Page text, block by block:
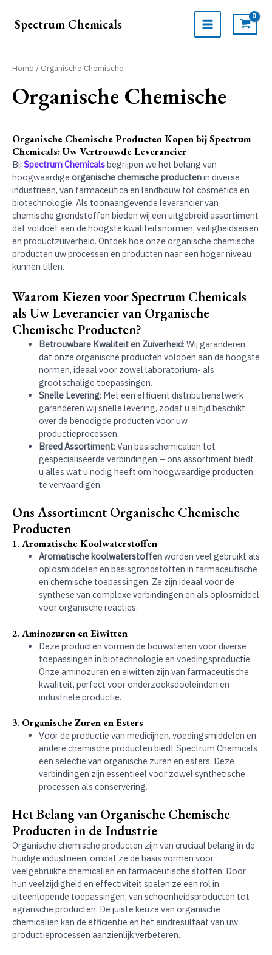
naarSpectrum Chemicals
MAIN
Home / Organische Chemische
Organische Chemische
Organische Chemische Producten Kopen bij Spectrum
Chemicals: Uw Vertrouwde Leverancier
Bij Spectrum Chemicalsbegrijpen we het belang van
hoogwaardige organische chemische productenin diverse
industrieën, van farmaceutica en landbouw tot cosmetica en
biotechnologie. Als toonaangevende leverancier van
chemische grondstoffen bieden wij een uitgebreid assortiment
dat voldoet aan de hoogste kwaliteitsnormen, veiligheidseisen
en productzuiverheid. Ontdek hoe onze organische chemische
producten uw processen en producten naar een hoger niveau
kunnen tillen.
Waarom Kiezen voor Spectrum Chemicals
als Uw Leverancier van Organische
Chemische Producten?
Betrouwbare Kwaliteit en Zuiverheid: Wij garanderen
dat onze organische producten voldoen aan de hoogste
normen, ideaal voor zowel laboratorium- als
grootschalige toepassingen.
Snelle Levering: Met een efficiënt distributienetwerk
garanderen wij snelle levering, zodat u altijd beschikt
over de benodigde producten voor uw
productieprocessen.
Breed Assortiment: Van basischemicaliën tot
gespecialiseerde verbindingen – ons assortiment biedt
u alles wat u nodig heeft om hoogwaardige producten
te vervaardigen.
Ons Assortiment Organische Chemische
Producten
1. Aromatische Koolwaterstoffen
Aromatische koolwaterstoffenworden veel gebruikt als
oplosmiddelen en basisgrondstoffen in farmaceutische
en chemische toepassingen. Ze zijn ideaal voor de
synthese van complexe verbindingen en als oplosmiddel
voor organische reacties.
2. Aminozuren en Eiwitten
Deze producten vormen de bouwstenen voor diverse
toepassingen in biotechnologie en voedingsproductie.
Onze aminozuren en eiwitten zijn van farmaceutische
kwaliteit, perfect voor onderzoeksdoeleinden en
industriële productie.
3. Organische Zuren en Esters
Voor de productie van medicijnen, voedingsmiddelen en
andere chemische producten biedt Spectrum Chemicals
een selectie van organische zuren en esters. Deze
verbindingen zijn essentieel voor zowel synthetische
processen als conservering.
Het Belang van Organische Chemische
Producten in de Industrie
Organische chemische producten zijn van cruciaal belang in de
huidige industrieën, omdat ze de basis vormen voor
veelgebruikte chemicaliën en farmaceutische stoffen. Door
hun veelzijdigheid en effectiviteit spelen ze een rol in
uiteenlopende toepassingen, van schoonheidsproducten tot
agrarische producten. De juiste keuze van organische
chemicaliën kan de efficiëntie en het eindresultaat van uw
productieprocessen aanzienlijk verbeteren.